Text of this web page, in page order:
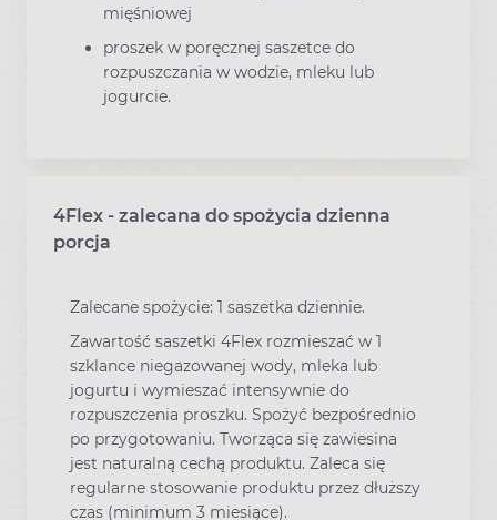
mięśniowej
proszek w poręcznej saszetce do
rozpuszczania w wodzie, mleku lub
jogurcie.
4Flex - zalecana do spożycia dzienna
porcja
Zalecane spożycie: 1 saszetka dziennie.
Zawartość saszetki 4Flex rozmieszać w 1
szklance niegazowanej wody, mleka lub
jogurtu i wymieszać intensywnie do
rozpuszczenia proszku. Spożyć bezpośrednio
po przygotowaniu. Tworząca się zawiesina
jest naturalną cechą produktu. Zaleca się
regularne stosowanie produktu przez dłuższy
czas (minimum 3 miesiące).